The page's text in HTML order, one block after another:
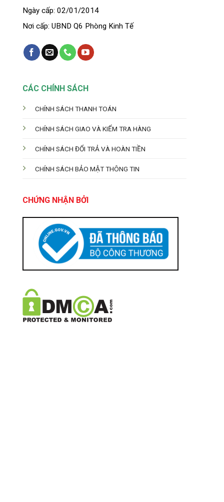
Ngày cấp: 02/01/2014
Nơi cấp: UBND Q6 Phòng Kinh Tế
CÁC CHÍNH SÁCH
CHÍNH SÁCH THANH TOÁN
CHÍNH SÁCH GIAO VÀ KIỂM TRA HÀNG
CHÍNH SÁCH ĐỔI TRẢ VÀ HOÀN TIỀN
CHÍNH SÁCH BẢO MẬT THÔNG TIN
CHỨNG NHẬN BỞI